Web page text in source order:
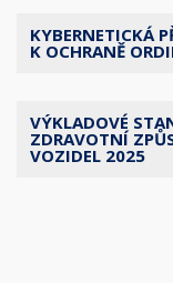
KYBERNETICKÁ
K OCHRANĚ
VÝKLADOVÉ
ZDRAVOTNÍ
VOZIDEL 2025